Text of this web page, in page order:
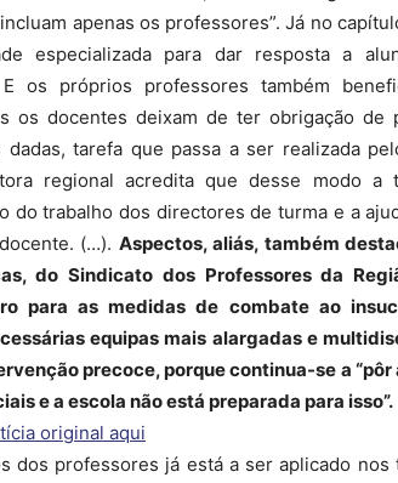
apenas os professores”. Já no
especializada para dar resposta a
E os próprios professores também
os docentes deixam de ter obrigação de
dadas, tarefa que passa a ser realizada
regional acredita que desse modo
do trabalho dos directores de turma e a
(…). Aspectos, aliás, também
do Sindicato dos Professores da
para as medidas de combate ao
equipas mais alargadas e
precoce, porque continua-se a
e a escola não está preparada para isso”.
original aqui
dos professores já está a ser aplicado